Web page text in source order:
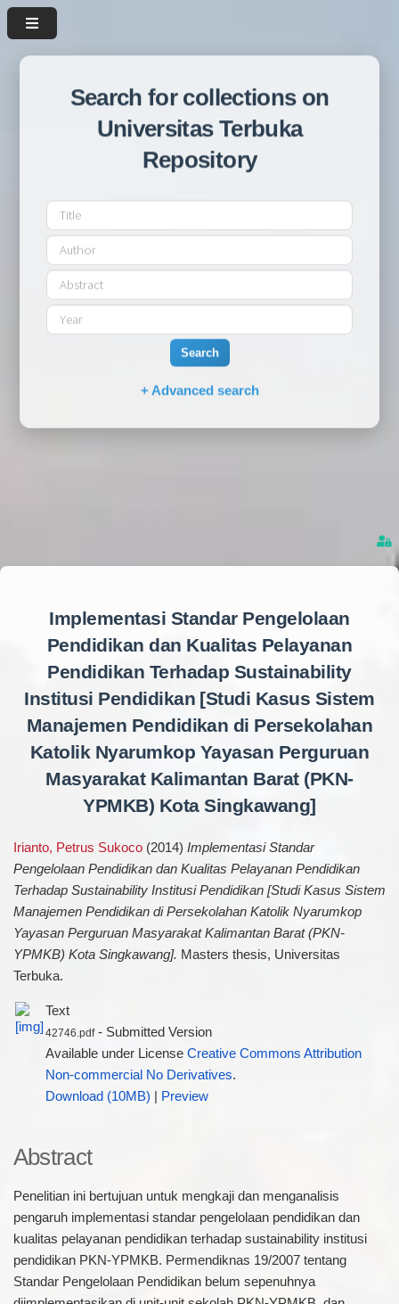
Search for collections on
Universitas Terbuka
Repository
Search
+ Advanced search
Implementasi Standar Pengelolaan
Pendidikan dan Kualitas Pelayanan
Pendidikan Terhadap Sustainability
Institusi Pendidikan [Studi Kasus Sistem
Manajemen Pendidikan di Persekolahan
Katolik Nyarumkop Yayasan Perguruan
Masyarakat Kalimantan Barat (PKN-
YPMKB) Kota Singkawang]
Irianto, Petrus Sukoco(2014) Implementasi Standar
Pengelolaan Pendidikan dan Kualitas Pelayanan Pendidikan
Terhadap Sustainability Institusi Pendidikan [Studi Kasus Sistem
Manajemen Pendidikan di Persekolahan Katolik Nyarumkop
Yayasan Perguruan Masyarakat Kalimantan Barat (PKN-
YPMKB) Kota Singkawang]. Masters thesis, Universitas
Terbuka.
Text
42746.pdf- Submitted Version
Available under License Creative Commons Attribution
Non-commercial No Derivatives.
Download (10MB)
Preview
Abstract
Penelitian ini bertujuan untuk mengkaji dan menganalisis
pengaruh implementasi standar pengelolaan pendidikan dan
kualitas pelayanan pendidikan terhadap sustainability institusi
pendidikan PKN-YPMKB. Permendiknas 19/2007 tentang
Standar Pengelolaan Pendidikan belum sepenuhnya